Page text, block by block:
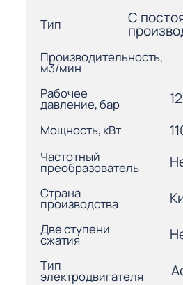
Тип С
Производительность,
м3/мин
Рабочее
давление, бар 12
Мощность, кВт
Частотный
преобразователь
Страна
производства
Две ступени
сжатия
Тип
электродвигателя